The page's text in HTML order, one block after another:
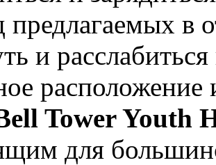
предлагаемых в
и
расположение
Tower Youth
для